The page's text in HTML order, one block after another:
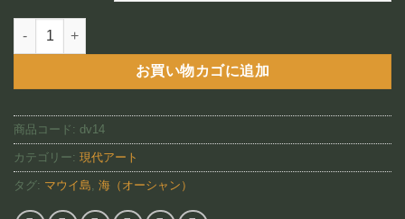
Napili Bay Maui(DV14)個
お買い物カゴに追加
商品コード: dv14
カテゴリー: 現代アート
タグ: マウイ島 海（オーシャン）